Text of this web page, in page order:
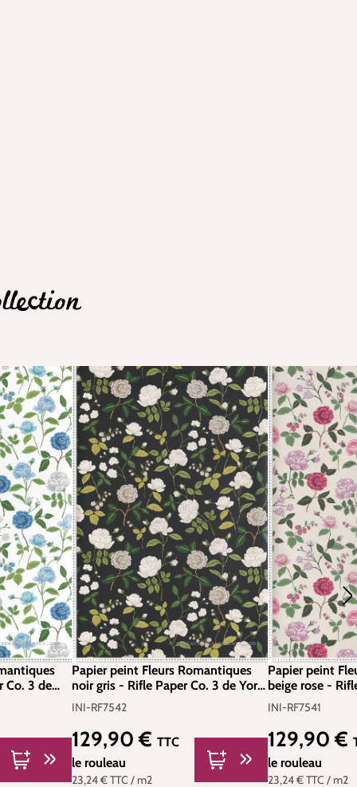
Co. 3 de
Papier peint Fleurs Romantiques
noir gris - Rifle Paper Co. 3 de York
(Initiales) | Réf. INI-RF7542
INI-RF7542
23,24 €TTC / m2
Prix régulier :
129,90 € TTC
le rouleau
Papier peint
beige rose -
York (Initiales)
INI-RF7541
23,24 €TTC / m2
Prix régulier :
129,90 €
le rouleau